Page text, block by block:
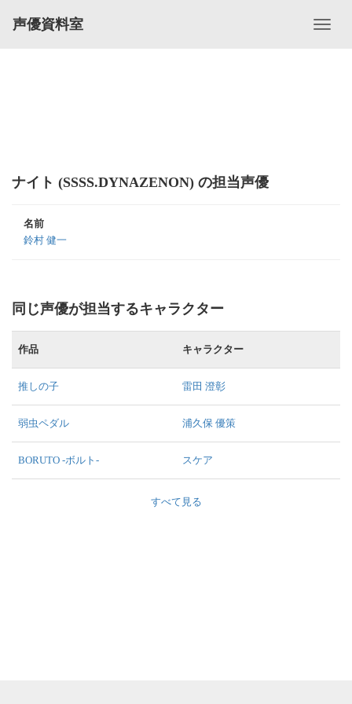
声優資料室
ナイト (SSSS.DYNAZENON) の担当声優
名前
鈴村 健一
同じ声優が担当するキャラクター
作品 キャラクター
推しの子 雷田 澄彰
弱虫ペダル 浦久保 優策
BORUTO -ボルト- スケア
すべて見る